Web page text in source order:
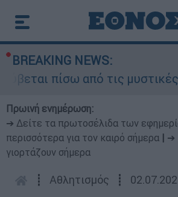
BREAKING NEWS:
πίσω από τις μυστικές
Πρωινή ενημέρωση:
➔ Δείτε τα πρωτοσέλιδα των
περισσότερα για τον καιρό σήμερα
➔
γιορτάζουν σήμερα
┋ Αθλητισμός ┋